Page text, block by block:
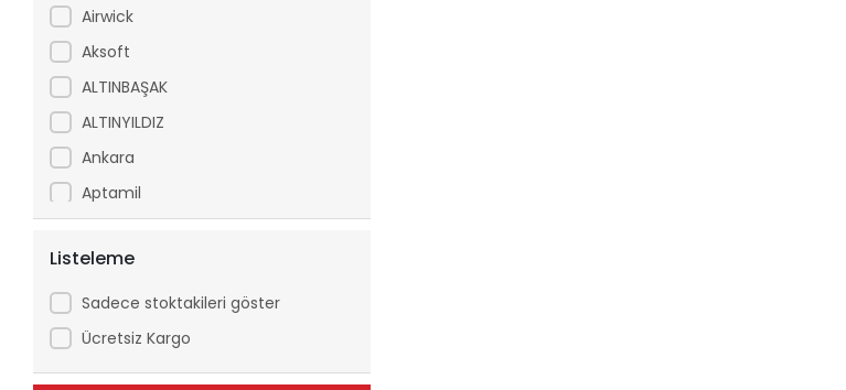
Airwick
Aksoft
ALTINBAŞAK
ALTINYILDIZ
Ankara
Aptamil
Ariel
Arko
Asperox
ASSE
Listeleme
Sadece stoktakileri göster
Ücretsiz Kargo